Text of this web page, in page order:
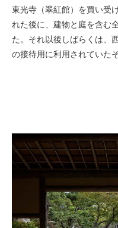
東光寺（翠紅館）を買い受
れた後に、建物と庭を含む
た。それ以後しばらくは、
の接待用に利用されていた